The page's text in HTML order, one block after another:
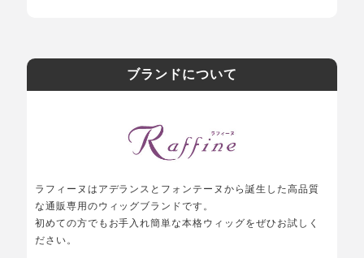
ブランドについて
ラフィーヌはアデランスとフォンテーヌから誕生した高品質
な通販専用のウィッグブランドです。
初めての方でもお手入れ簡単な本格ウィッグをぜひお試しく
ださい。